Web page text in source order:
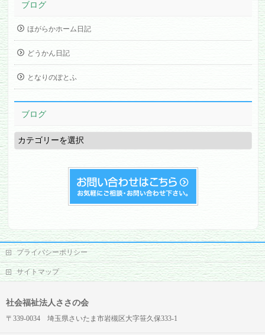
ブログ
ほがらかホーム日記
どうかん日記
となりのぽとふ
ブログ
ブ
ロ
グ
プライバシーポリシー
サイトマップ
社会福祉法人ささの会
〒339-0034 埼玉県さいたま市岩槻区大字笹久保333-1